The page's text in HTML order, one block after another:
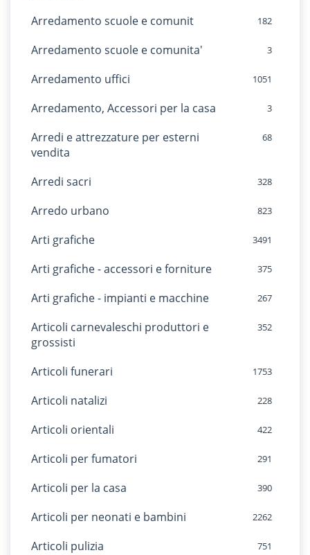
Arredamento scuole e comunit 182
Arredamento scuole e comunita' 3
Arredamento uffici 1051
Arredamento, Accessori per la casa 3
Arredi e attrezzature per esterni
vendita
68
Arredi sacri 328
Arredo urbano 823
Arti grafiche 3491
Arti grafiche - accessori e forniture 375
Arti grafiche - impianti e macchine 267
Articoli carnevaleschi produttori e
grossisti
352
Articoli funerari 1753
Articoli natalizi 228
Articoli orientali 422
Articoli per fumatori 291
Articoli per la casa 390
Articoli per neonati e bambini 2262
Articoli pulizia 751